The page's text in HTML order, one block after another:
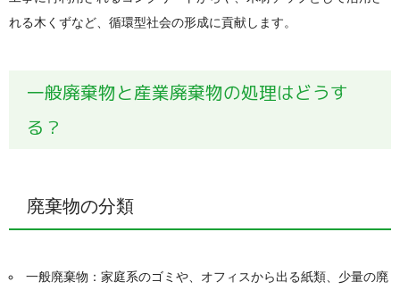
れる木くずなど、循環型社会の形成に貢献します。
一般廃棄物と産業廃棄物の処理はどうす
る？
廃棄物の分類
一般廃棄物：家庭系のゴミや、オフィスから出る紙類、少量の廃